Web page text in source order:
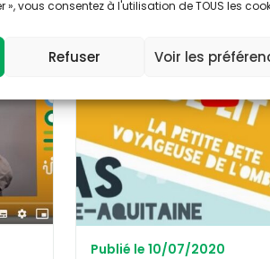
», vous consentez à l'utilisation de TOUS les
Refuser Voir les
Publié le 10/07/2020